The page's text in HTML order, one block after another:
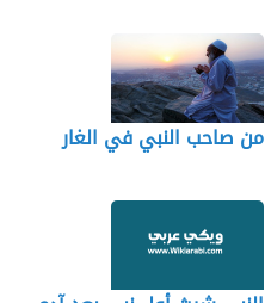
من صاحب النبي في الغار